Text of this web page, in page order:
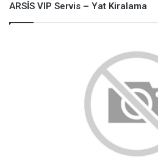
ARSİS VIP Servis – Yat Kiralama